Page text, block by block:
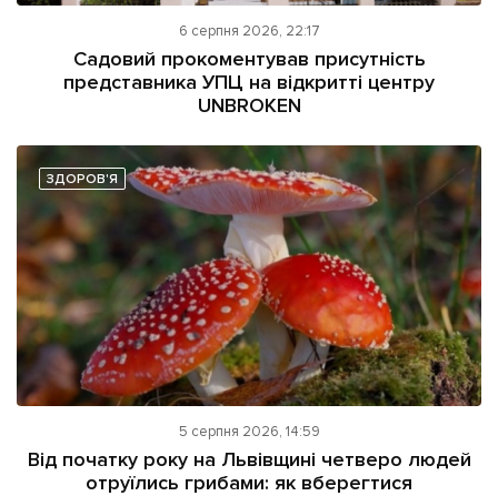
6 серпня 2026, 22:17
Садовий прокоментував присутність
представника УПЦ на відкритті центру
UNBROKEN
ЗДОРОВ'Я
5 серпня 2026, 14:59
Від початку року на Львівщині четверо людей
отруїлись грибами: як вберегтися